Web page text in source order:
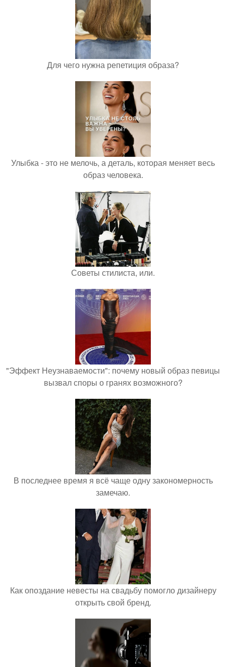
Для чего нужна репетиция образа?
Улыбка - это не мелочь, а деталь, которая меняет весь
образ человека.
Советы стилиста, или.
"Эффект Неузнаваемости": почему новый образ певицы
вызвал споры о гранях возможного?
В последнее время я всё чаще одну закономерность
замечаю.
Как опоздание невесты на свадьбу помогло дизайнеру
открыть свой бренд.